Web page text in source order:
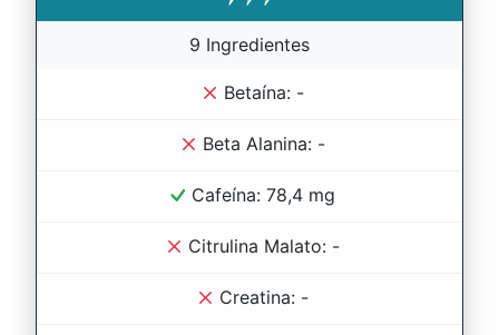
9 Ingredientes
Betaína: -
Beta Alanina: -
Cafeína: 78,4 mg
Citrulina Malato: -
Creatina: -